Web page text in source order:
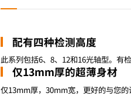
配有四种检测高度
此系列包括6、8、12和16光轴型。
仅13mm厚的超薄身材
仅13mm厚，30mm宽，更好的与您的